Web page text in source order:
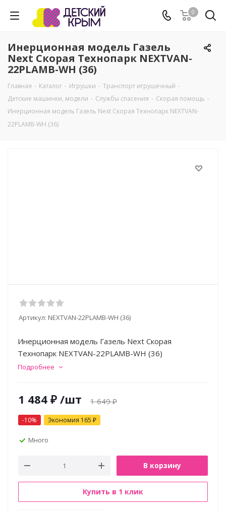
0
Инерционная модель Газель
Next Скорая Технопарк NEXTVAN-
22PLAMB-WH (36)
Главная - Каталог - Игрушки - Транспорт игрушечный -
Детские машинки, модели - Службы спасения - Скорая помощь -
Инерционная модель Газель Next Скорая Технопарк NEXTVAN-
22PLAMB-WH (36)
Артикул: NEXTVAN-22PLAMB-WH (36)
Инерционная модель Газель Next Скорая
Технопарк NEXTVAN-22PLAMB-WH (36)
Подробнее
1 484 ₽ /шт 1 649₽
-10% Экономия 165 ₽
Много
В корзину
Купить в 1 клик